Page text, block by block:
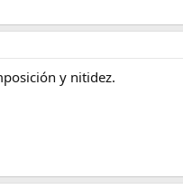
y nitidez.